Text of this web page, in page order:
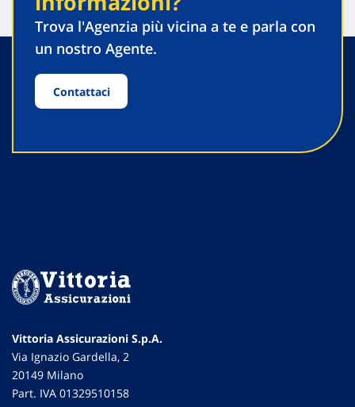
Trova l'Agenzia più vicina a te e parla con
un nostro Agente.
Contattaci
Vittoria Assicurazioni S.p.A.
Via Ignazio Gardella, 2
20149 Milano
Part. IVA 01329510158